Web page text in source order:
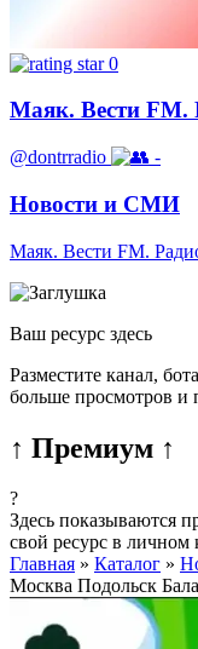
0
Маяк. Вести
@dontrradio -
Новости и СМИ
Маяк. Вести FM.
Ваш ресурс здесь
Разместите канал,
больше просмотров и
↑ Премиум ↑
?
Здесь показываются
свой ресурс в личном
Главная » Каталог »
Москва Подольск